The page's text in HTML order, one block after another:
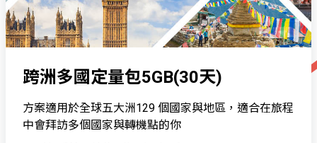
跨洲多國定量包5GB(30天)
方案適用於全球五大洲129 個國家與地區，適合在旅程
中會拜訪多個國家與轉機點的你